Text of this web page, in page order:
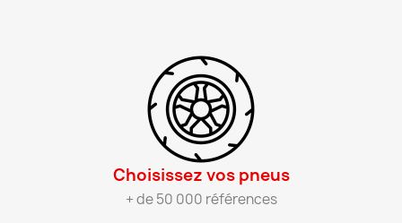
Choisissez vos pneus​
+ de 50 000 références